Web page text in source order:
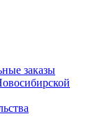
заказы